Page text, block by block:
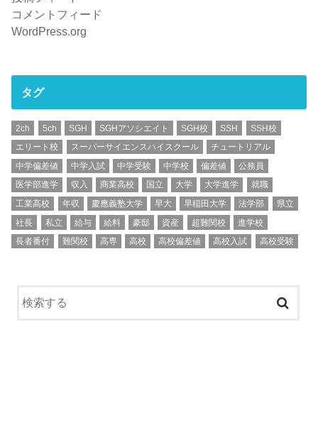
コメントフィード
WordPress.org
タグ
2ch 5ch SGH SGHアソシエイト SGH校 SSH
SSH校
エリート校
スーパーサイエンスハイスクール
チュートリアル
中学偏差値
中学入試 中学受験 中学校 偏差値
公務員
医学部進学
収入 商業高校 国立 大学 大学進学
就職
工業高校
年収 慶應義塾大学 早大 早稲田大学 法学部
県立
社長
私立 給与 給料 豪邸 資産 超難関校
進学校
長者番付
難関校 高専 高校 高校偏差値 高校入試 高校受験